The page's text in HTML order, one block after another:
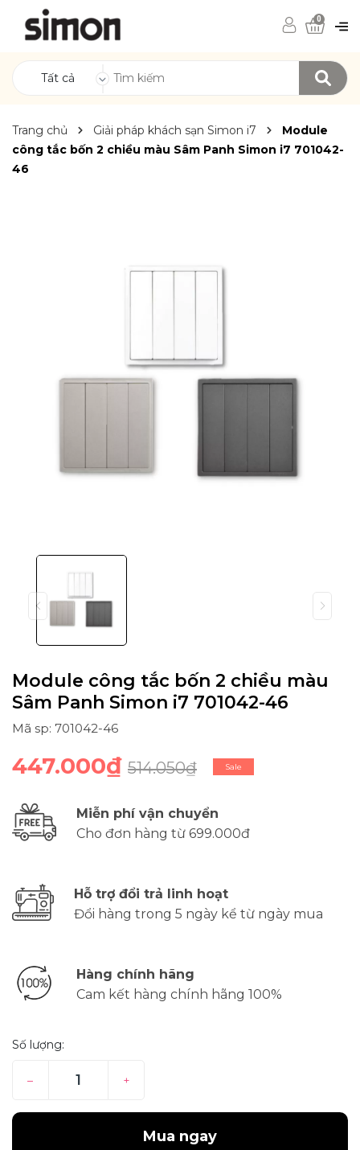
Tất cả
0
Trang chủ Giải pháp khách sạn Simon i7
Module
công tắc bốn 2 chiều màu Sâm Panh Simon i7 701042-
46
Module công tắc bốn 2 chiều màu
Sâm Panh Simon i7 701042-46
Mã sp: 701042-46
447.000₫ 514.050₫ Sale
Miễn phí vận chuyển
Cho đơn hàng từ 699.000đ
Hỗ trợ đổi trả linh hoạt
Đổi hàng trong 5 ngày kể từ ngày mua
Hàng chính hãng
Cam kết hàng chính hãng 100%
Số lượng:
– +
Mua ngay